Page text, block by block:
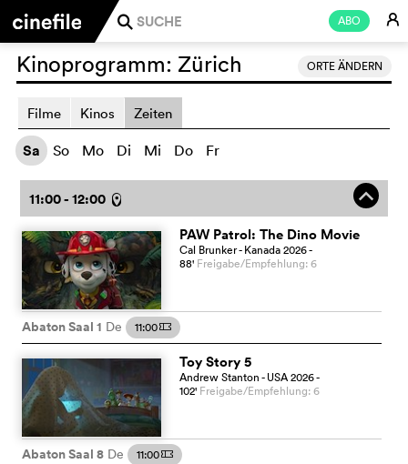
ABO E
j
ORTE ÄNDERN
Kinoprogramm: Zürich
Filme Kinos Zeiten
Sa So Mo Di Mi Do Fr
11:00 - 12:00 l o
PAW Patrol: The Dino Movie
Cal Brunker- Kanada2026-
88' Freigabe/Empfehlung: 6
Abaton Saal 1 De 11:00m
Toy Story 5
Andrew Stanton- USA2026-
102' Freigabe/Empfehlung: 6
Abaton Saal 8 De 11:00m